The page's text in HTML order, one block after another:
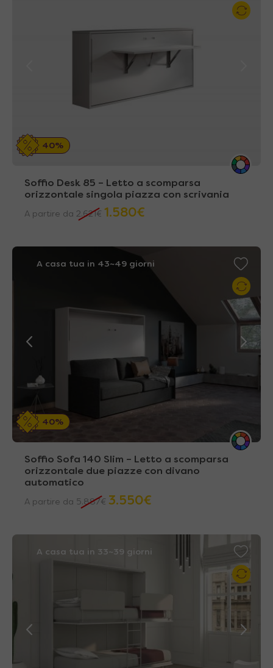
40%
Soffio Desk 85 – Letto a scomparsa
orizzontale singola piazza con scrivania
A partire da 2.621 € 1.580€
A casa tua in 43~49 giorni
40%
Soffio Sofa 140 Slim – Letto a scomparsa
orizzontale due piazze con divano
automatico
A partire da 5.887€ 3.550€
A casa tua in 33~39 giorni